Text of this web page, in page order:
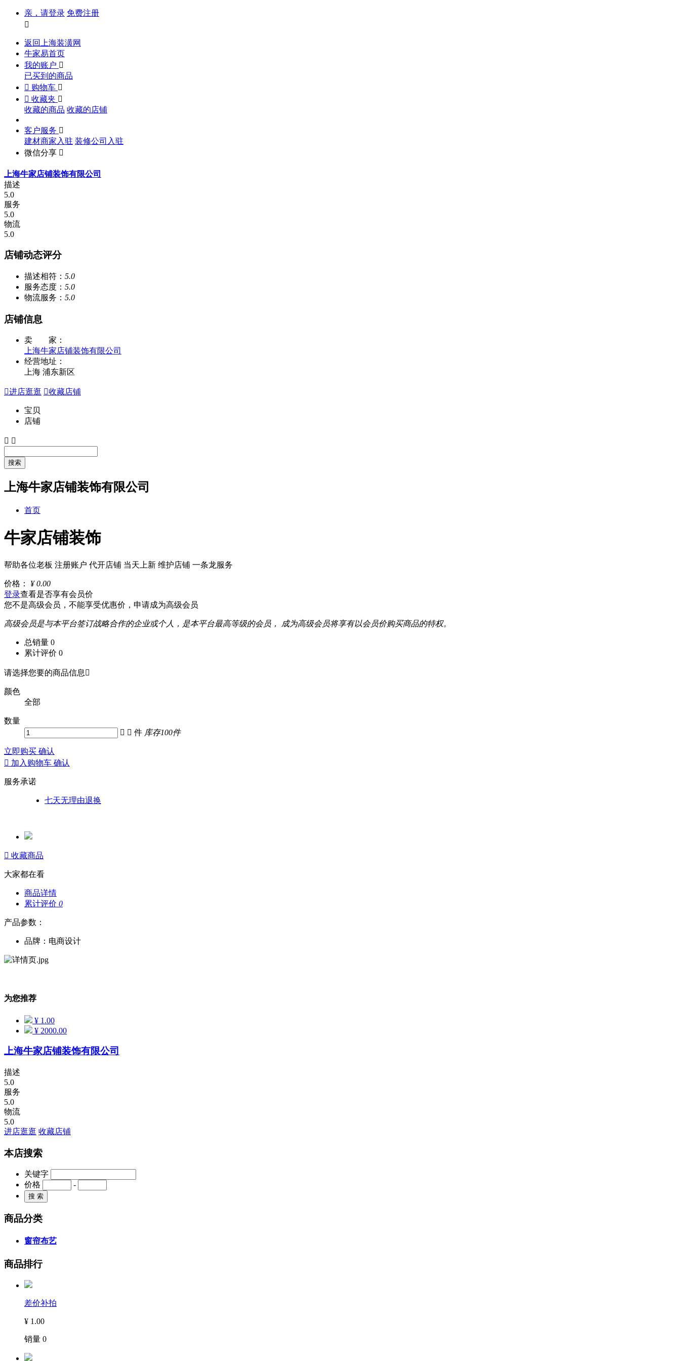
亲，请登录 免费注册

返回上海装潢网
牛家易首页
我的账户 
已买到的商品
 购物车 
 收藏夹 
收藏的商品 收藏的店铺
客户服务 
建材商家入驻 装修公司入驻
微信分享 
上海牛家店铺装饰有限公司
描述
5.0
服务
5.0
物流
5.0
店铺动态评分
描述相符： 5.0
服务态度： 5.0
物流服务： 5.0
店铺信息
卖 家：
上海牛家店铺装饰有限公司
经营地址：
上海 浦东新区
进店逛逛 收藏店铺
宝贝
店铺
 
搜索
上海牛家店铺装饰有限公司
首页
牛家店铺装饰
帮助各位老板 注册账户 代开店铺 当天上新 维护店铺 一条龙服务
价格： ¥ 0.00
登录查看是否享有会员价
您不是高级会员，不能享受优惠价， 申请成为高级会员
高级会员是与本平台签订战略合作的企业或个人，是本平台最高等级的会员， 成为高级会员将享有以会员价购买商品的特权。
总销量 0
累计评价 0
请选择您要的商品信息 
颜色
全部
数量
  件 库存100件
立即购买 确认
 加入购物车 确认
服务承诺
七天无理由退换
 收藏商品
大家都在看
商品详情
累计评价 0
产品参数：
品牌：电商设计
为您推荐
¥ 1.00
¥ 2000.00
上海牛家店铺装饰有限公司
描述
5.0
服务
5.0
物流
5.0
进店逛逛 收藏店铺
本店搜索
关键字
价格
-
商品分类
窗帘布艺
商品排行
差价补拍
¥ 1.00
销量 0